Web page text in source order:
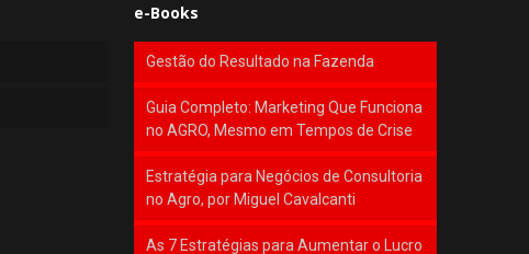
e-Books
Gestão do Resultado na Fazenda
Guia Completo: Marketing Que Funciona
no AGRO, Mesmo em Tempos de Crise
Estratégia para Negócios de Consultoria
no Agro, por Miguel Cavalcanti
As 7 Estratégias para Aumentar o Lucro